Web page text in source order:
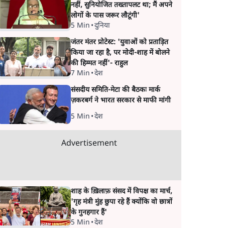
नहीं, सुनियोजित तख्तापलट था; मैं अपने
लोगों के पास जरूर लौटूंगी'
5 Min •दुनिया
जंतर मंतर प्रोटेस्ट: 'युवाओं को प्रताड़ित
किया जा रहा है, पर मोदी-शाह में बोलने
की हिम्मत नहीं'- राहुल
7 Min •देश
संसदीय समिति-मेटा की बैठकः मार्क
ज़करबर्ग ने भारत सरकार से माफी मांगी
5 Min •देश
Advertisement
शाह के ख़िलाफ़ संसद में विपक्ष का मार्च,
'गृह मंत्री मुंह छुपा रहे हैं क्योंकि वो छात्रों
के गुनहगार हैं'
5 Min •देश